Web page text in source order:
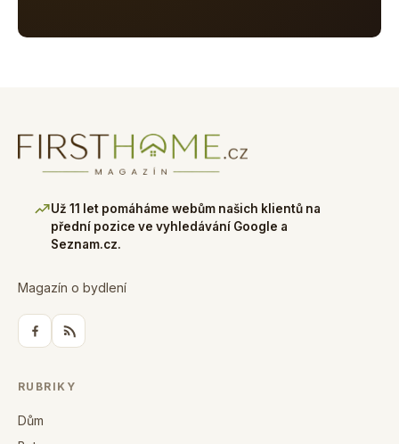
Už 11 let pomáháme webům našich klientů na
přední pozice ve vyhledávání Google a
Seznam.cz.
Magazín o bydlení
RUBRIKY
Dům